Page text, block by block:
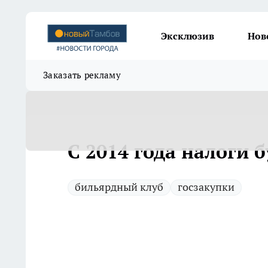
Эксклюзив
Заказать рекламу
С 2014 года налоги
бильярдный клуб госзакупки